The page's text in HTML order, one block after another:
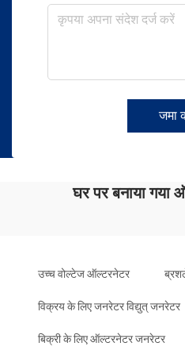
जमा
घर पर बनाया गया
उच्च वोल्टेज ऑल्टरनेटर
विक्रय के लिए जनरेटर विद्युत् जनरेटर
बिक्री के लिए ऑल्टरनेटर जनरेटर